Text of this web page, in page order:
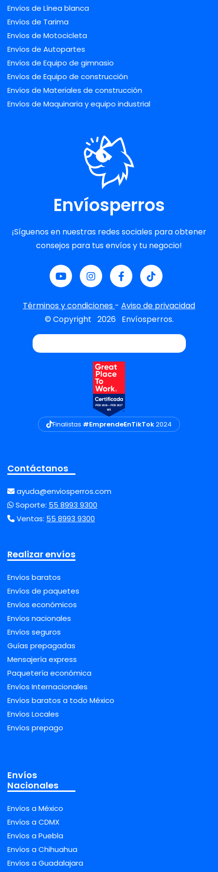
Envíos de Línea blanca
Envíos de Tarima
Envíos de Motocicleta
Envíos de Autopartes
Envíos de Equipo de gimnasio
Envíos de Equipo de construcción
Envíos de Materiales de construcción
Envíos de Maquinaria y equipo industrial
Envíosperros
¡Síguenos en nuestras redes sociales para obtener
consejos para tus envíos y tu negocio!
Términos y condiciones - Aviso de privacidad
© Copyright 2026 Envíosperros.
Finalistas #EmprendeEnTikTok2024
Contáctanos
ayuda@enviosperros.com
Soporte: 55 8993 9300
Ventas: 55 8993 9300
Realizar envíos
Envíos baratos
Envíos de paquetes
Envíos económicos
Envíos nacionales
Envíos seguros
Guías prepagadas
Mensajería express
Paquetería económica
Envíos Internacionales
Envíos baratos a todo México
Envíos Locales
Envíos prepago
Envíos
Nacionales
Envíos a México
Envíos a CDMX
Envíos a Puebla
Envíos a Chihuahua
Envíos a Guadalajara